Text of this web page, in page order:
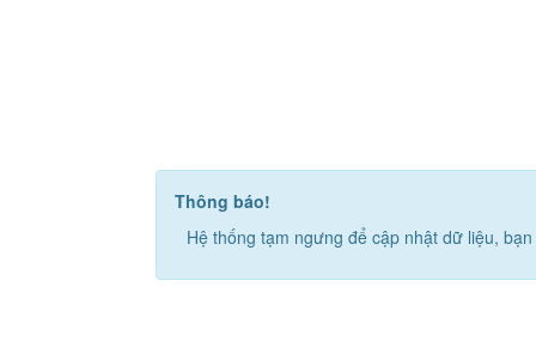
Thông báo!
Hệ thống tạm ngưng để cập nhật dữ liệu,